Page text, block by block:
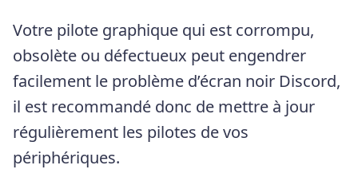
Votre pilote graphique qui est corrompu,
obsolète ou défectueux peut engendrer
facilement le problème d’écran noir Discord,
il est recommandé donc de mettre à jour
régulièrement les pilotes de vos
périphériques.